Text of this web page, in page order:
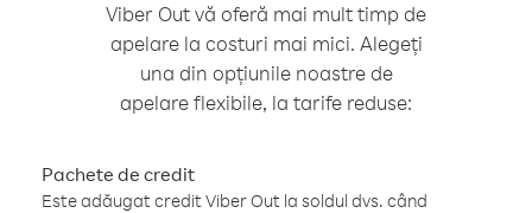
Viber Out vă oferă mai mult timp de
apelare la costuri mai mici. Alegeți
una din opțiunile noastre de
apelare flexibile, la tarife reduse:
Pachete de credit
Este adăugat credit Viber Out la soldul dvs. când